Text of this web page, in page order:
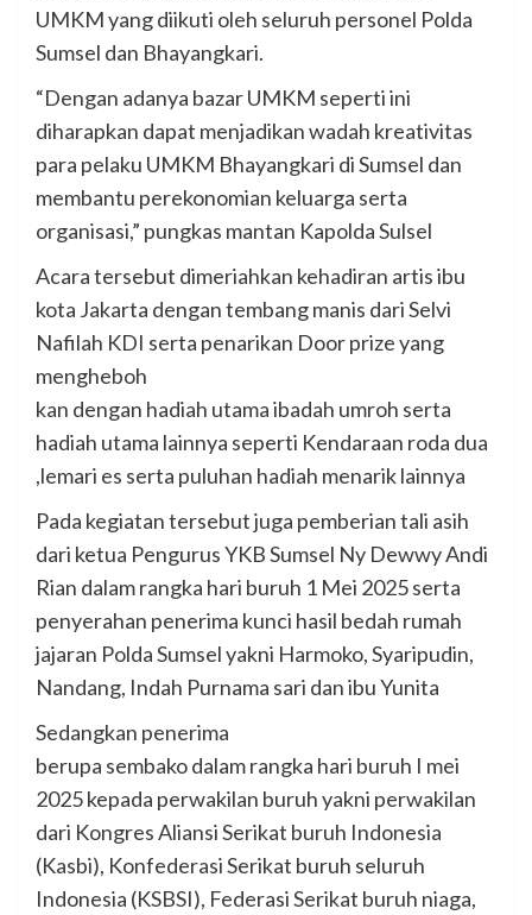
UMKM yang diikuti oleh seluruh personel Polda
Sumsel dan Bhayangkari.
“Dengan adanya bazar UMKM seperti ini
diharapkan dapat menjadikan wadah kreativitas
para pelaku UMKM Bhayangkari di Sumsel dan
membantu perekonomian keluarga serta
organisasi,” pungkas mantan Kapolda Sulsel
Acara tersebut dimeriahkan kehadiran artis ibu
kota Jakarta dengan tembang manis dari Selvi
Nafilah KDI serta penarikan Door prize yang
mengheboh
kan dengan hadiah utama ibadah umroh serta
hadiah utama lainnya seperti Kendaraan roda dua
,lemari es serta puluhan hadiah menarik lainnya
Pada kegiatan tersebut juga pemberian tali asih
dari ketua Pengurus YKB Sumsel Ny Dewwy Andi
Rian dalam rangka hari buruh 1 Mei 2025 serta
penyerahan penerima kunci hasil bedah rumah
jajaran Polda Sumsel yakni Harmoko, Syaripudin,
Nandang, Indah Purnama sari dan ibu Yunita
Sedangkan penerima
berupa sembako dalam rangka hari buruh I mei
2025 kepada perwakilan buruh yakni perwakilan
dari Kongres Aliansi Serikat buruh Indonesia
(Kasbi), Konfederasi Serikat buruh seluruh
Indonesia (KSBSI), Federasi Serikat buruh niaga,